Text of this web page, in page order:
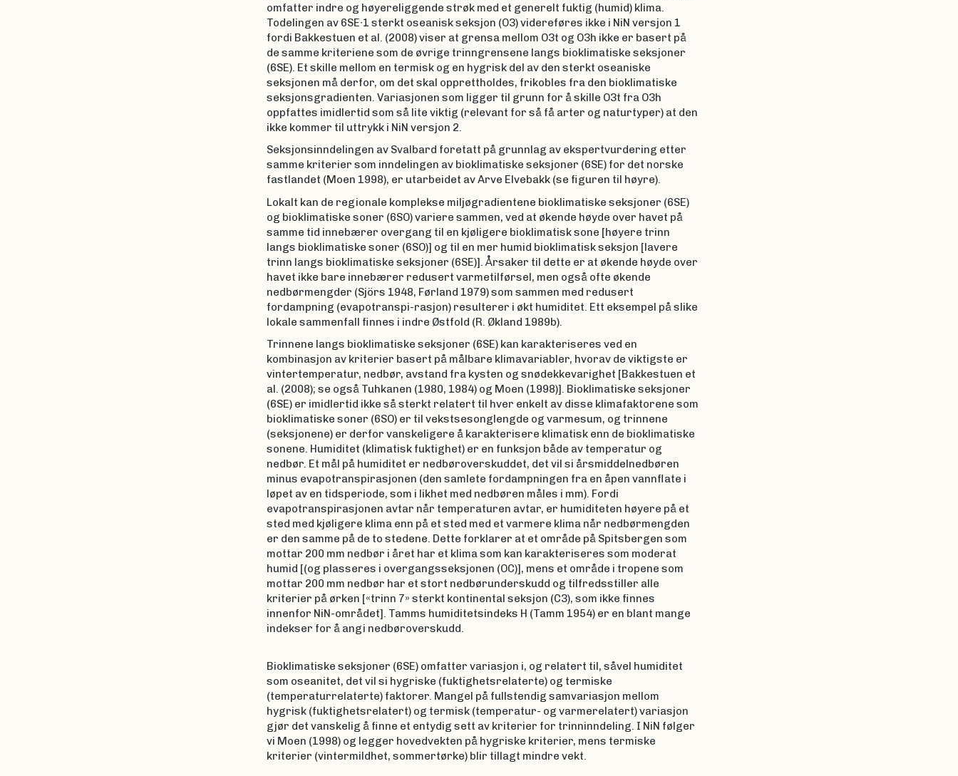
omfatter indre og høyereliggende strøk med et generelt fuktig (humid) klima.
Todelingen av 6SE∙1 sterkt oseanisk seksjon (O3) videreføres ikke i NiN versjon 1
fordi Bakkestuen et al. (2008) viser at grensa mellom O3t og O3h ikke er basert på
de samme kriteriene som de øvrige trinngrensene langs bioklimatiske seksjoner
(6SE). Et skille mellom en termisk og en hygrisk del av den sterkt oseaniske
seksjonen må derfor, om det skal opprettholdes, frikobles fra den bioklimatiske
seksjonsgradienten. Variasjonen som ligger til grunn for å skille O3t fra O3h
oppfattes imidlertid som så lite viktig (relevant for så få arter og naturtyper) at den
ikke kommer til uttrykk i NiN versjon 2.
Seksjonsinndelingen av Svalbard foretatt på grunnlag av ekspertvurdering etter
samme kriterier som inndelingen av bioklimatiske seksjoner (6SE) for det norske
fastlandet (Moen 1998), er utarbeidet av Arve Elvebakk (se figuren til høyre).
Lokalt kan de regionale komplekse miljøgradientene bioklimatiske seksjoner (6SE)
og bioklimatiske soner (6SO) variere sammen, ved at økende høyde over havet på
samme tid innebærer overgang til en kjøligere bioklimatisk sone [høyere trinn
langs bioklimatiske soner (6SO)] og til en mer humid bioklimatisk seksjon [lavere
trinn langs bioklimatiske seksjoner (6SE)]. Årsaker til dette er at økende høyde over
havet ikke bare innebærer redusert varmetilførsel, men også ofte økende
nedbørmengder (Sjörs 1948, Førland 1979) som sammen med redusert
fordampning (evapotranspi-rasjon) resulterer i økt humiditet. Ett eksempel på slike
lokale sammenfall finnes i indre Østfold (R. Økland 1989b).
Trinnene langs bioklimatiske seksjoner (6SE) kan karakteriseres ved en
kombinasjon av kriterier basert på målbare klima­variabler, hvorav de viktigste er
vintertemperatur, nedbør, avstand fra kysten og snødekkevarighet [Bakkestuen et
al. (2008); se også Tuhkanen (1980, 1984) og Moen (1998)]. Bioklima­tiske seksjoner
(6SE) er imidlertid ikke så sterkt relatert til hver enkelt av disse klimafaktorene som
bioklimatiske soner (6SO) er til vekstsesonglengde og varmesum, og trinnene
(seksjonene) er derfor vanskeligere å karakterisere klimatisk enn de bioklimatiske
sonene. Humiditet (klimatisk fuktighet) er en funksjon både av temperatur og
nedbør. Et mål på humiditet er nedbøroverskuddet, det vil si årsmiddelnedbøren
minus evapotranspirasjonen (den samlete fordampningen fra en åpen vannflate i
løpet av en tidsperiode, som i likhet med nedbøren måles i mm). Fordi
evapotranspirasjonen avtar når temperaturen avtar, er humiditeten høyere på et
sted med kjøligere klima enn på et sted med et varmere klima når nedbørmengden
er den samme på de to stedene. Dette forklarer at et område på Spitsbergen som
mottar 200 mm nedbør i året har et klima som kan karakteriseres som moderat
humid [(og plasseres i overgangsseksjonen (OC)], mens et område i tropene som
mottar 200 mm nedbør har et stort nedbørunderskudd og tilfredsstiller alle
kriterier på ørken [«trinn 7» sterkt kontinental seksjon (C3), som ikke finnes
innenfor NiN-området]. Tamms humiditetsindeks H (Tamm 1954) er en blant mange
indekser for å angi nedbøroverskudd.
Bioklimatiske seksjoner (6SE) omfatter variasjon i, og relatert til, såvel humiditet
som oseanitet, det vil si hygriske (fuktighetsrelaterte) og termiske
(temperaturrelaterte) faktorer. Mangel på fullstendig samvariasjon mellom
hygrisk (fuktighetsrelatert) og termisk (temperatur- og varmerelatert) variasjon
gjør det vanskelig å finne et entydig sett av kriterier for trinninndeling. I NiN følger
vi Moen (1998) og legger hovedvekten på hygriske kriterier, mens termiske
kriterier (vintermildhet, sommertørke) blir tillagt mindre vekt.